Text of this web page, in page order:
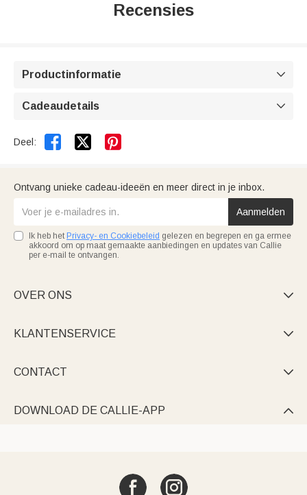
Recensies
Productinformatie 
Cadeaudetails 
Deel:  
Ontvang unieke cadeau-ideeën en meer direct in je inbox.
Aanmelden
Ik heb het Privacy- en Cookiebeleid gelezen en begrepen en ga ermee
akkoord om op maat gemaakte aanbiedingen en updates van Callie
per e-mail te ontvangen.
OVER ONS 
KLANTENSERVICE 
CONTACT 
DOWNLOAD DE CALLIE-APP 